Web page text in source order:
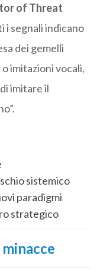
of Threat
i segnali indicano
dei gemelli
imitazioni vocali,
imitare il
sistemico
paradigmi
strategico